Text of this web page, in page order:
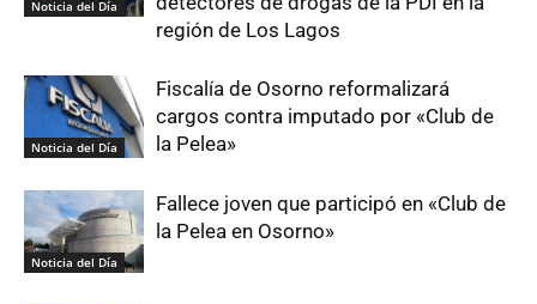
Noticia del Día
región de Los Lagos
Noticia del Día
Fiscalía de Osorno reformalizará
cargos contra imputado por «Club de
la Pelea»
Noticia del Día
Fallece joven que participó en «Club de
la Pelea en Osorno»